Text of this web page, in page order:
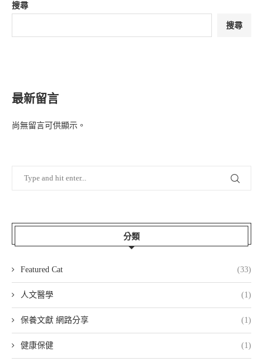
搜尋
搜尋
最新留言
尚無留言可供顯示。
分類
Featured Cat (33)
人文醫學 (1)
保養文獻 網路分享 (1)
健康保健 (1)